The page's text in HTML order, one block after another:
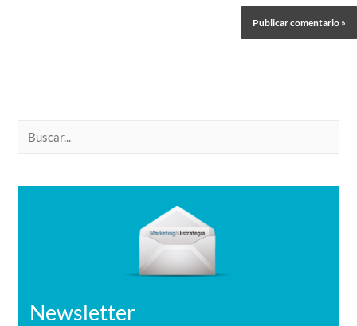
a
Newsletter